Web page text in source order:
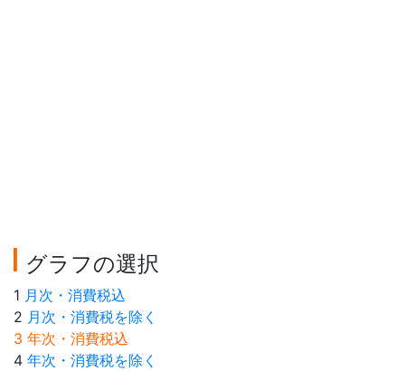
グラフの選択
1 月次・消費税込
2 月次・消費税を除く
3 年次・消費税込
4 年次・消費税を除く